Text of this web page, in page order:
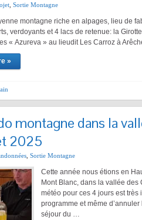
Sortie Montagne
montagne riche en alpages, lieu de
verdoyants et 4 lacs de retenue: la
« Azureva » au lieudit Les Carroz à
»
montagne dans la
2025
Sortie Montagne
Cette année nous étions en
Mont Blanc, dans la vallée
météo pour ces 4 jours est
programme et même
séjour du …